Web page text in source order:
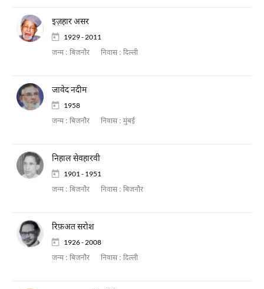
इज़हार असर
1929 - 2011
जन्म : बिजनौर निवास : दिल्ली
जावेद नदीम
1958
जन्म : बिजनौर निवास : मुंबई
निहाल सेवहारवी
1901 - 1951
जन्म : बिजनौर निवास : बिजनौर
रिफ़अत सरोश
1926 - 2008
जन्म : बिजनौर निवास : दिल्ली